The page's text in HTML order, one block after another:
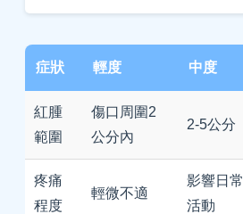
症狀 輕度 中度
紅腫
範圍
傷口周圍2
公分內
2-5公分
疼痛
程度
輕微不適
影響日常
活動